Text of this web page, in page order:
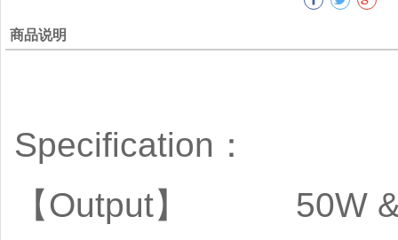
商品说明
Specification：
【Output】 50W &